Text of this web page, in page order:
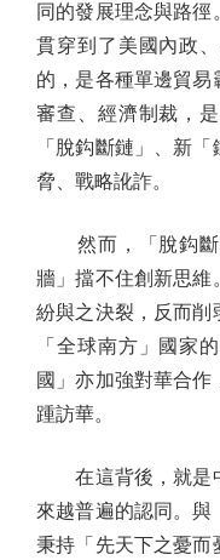
同的發展理念與路
貫穿到了美國內政
的，是各種單邊貿易
審查、經濟制裁，
「脫鈎斷鏈」、新
脅、戰略訛詐。
然而，「脫鈎斷
牆」擋不住創新思維
紛與之決裂，反而削
「全球南方」國家
國」亦加強對華合
踵訪華。
在這背後，就是中
來越普遍的認同。與
秉持「先天下之憂